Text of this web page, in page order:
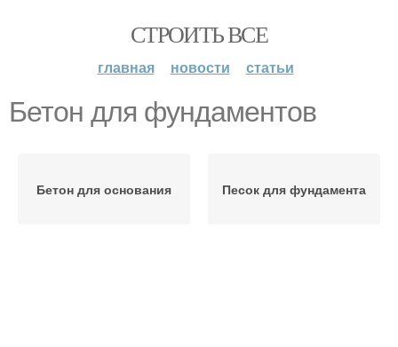
СТРОИТЬ ВСЕ
главная новости статьи
Бетон для фундаментов
Бетон для основания Песок для фундамента